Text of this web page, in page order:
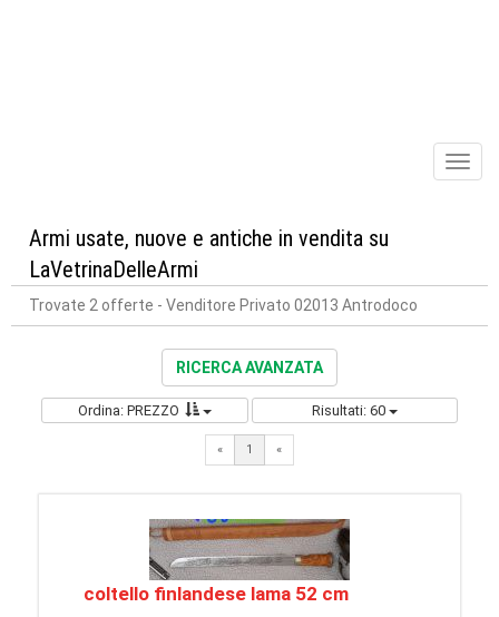
Armi usate, nuove e antiche in vendita su
LaVetrinaDelleArmi
Trovate 2 offerte - Venditore Privato 02013 Antrodoco
RICERCA AVANZATA
Ordina: PREZZO Risultati: 60
« 1 «
coltello finlandese lama 52 cm